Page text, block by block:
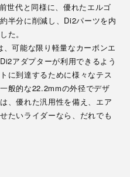
世代と同様に、優れたエルゴ
半分に削減し、Di2パーツを内
た。
可能な限り軽量なカーボンエ
アダプターが利用できるよう
に到達するために様々なテス
般的な22.2mmの外径でデザ
、優れた汎用性を備え、エア
たいライダーなら、だれでも